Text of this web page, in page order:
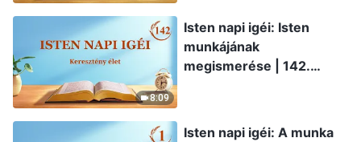
8:09
Isten napi igéi: Isten
munkájának
megismerése | 142.
Isten napi igéi: A munka